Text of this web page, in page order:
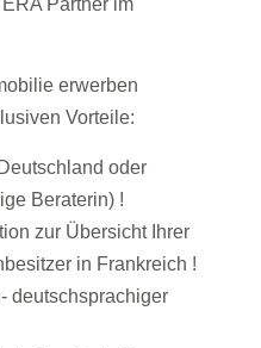
erwerben
Vorteile:
oder
Beraterin) !
zur Übersicht Ihrer
in Frankreich !
deutschsprachiger